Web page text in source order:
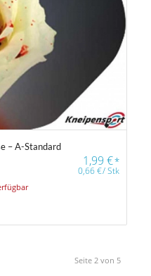
– A-Standard
1,99€*
0,66€/Stk
Seite 2 von 5